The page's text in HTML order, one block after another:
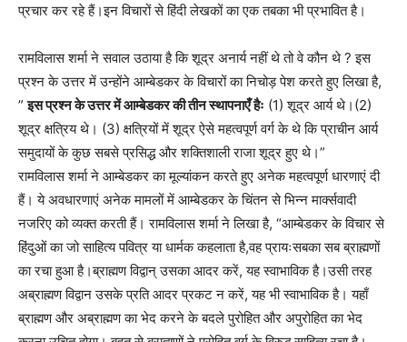
प्रचार कर रहे हैं।इन विचारों से हिंदी लेखकों का एक तबका भी प्रभावित है।
रामविलास शर्मा ने सवाल उठाया है कि शूद्र अनार्य नहीं थे तो वे कौन थे ? इस
प्रश्न के उत्तर में उन्होंने आम्बेडकर के विचारों का निचोड़ पेश करते हुए लिखा है,
”इस प्रश्न के उत्तर में आम्बेडकर की तीन स्थापनाएँ हैः (1) शूद्र आर्य थे।(2)
शूद्र क्षत्रिय थे। (3) क्षत्रियों में शूद्र ऐसे महत्वपूर्ण वर्ग के थे कि प्राचीन आर्य
समुदायों के कुछ सबसे प्रसिद्ध और शक्तिशाली राजा शूद्र हुए थे।”
रामविलास शर्मा ने आम्बेडकर का मूल्यांकन करते हुए अनेक महत्वपूर्ण धारणाएं दी
हैं। ये अवधारणाएं अनेक मामलों में आम्बेडकर के चिंतन से भिन्न मार्क्सवादी
नजरिए को व्यक्त करती हैं। रामविलास शर्मा ने लिखा है, “आम्बेडकर के विचार से
हिंदुओं का जो साहित्य पवित्र या धार्मक कहलाता है,वह प्रायःसबका सब ब्राह्मणों
का रचा हुआ है।ब्राह्मण विद्वान् उसका आदर करें, यह स्वाभाविक है।उसी तरह
अब्राह्मण विद्वान उसके प्रति आदर प्रकट न करें, यह भी स्वाभाविक है। यहाँ
ब्राह्मण और अब्राह्मण का भेद करने के बदले पुरोहित और अपुरोहित का भेद